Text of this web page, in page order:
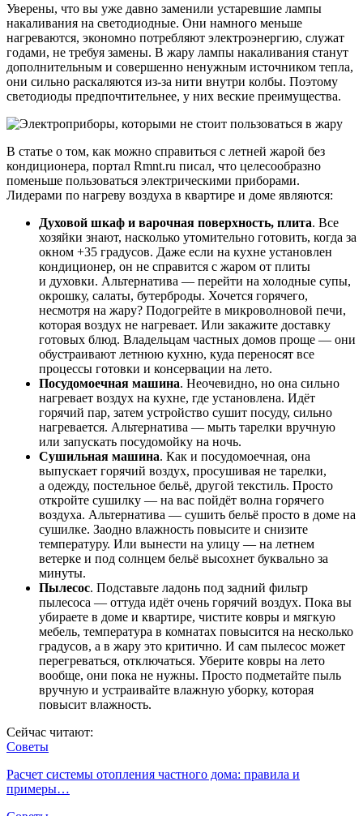
Уверены, что вы уже давно заменили устаревшие лампы
накаливания на светодиодные. Они намного меньше
нагреваются, экономно потребляют электроэнергию, служат
годами, не требуя замены. В жару лампы накаливания станут
дополнительным и совершенно ненужным источником тепла,
они сильно раскаляются из-за нити внутри колбы. Поэтому
светодиоды предпочтительнее, у них веские преимущества.
В статье о том, как можно справиться с летней жарой без
кондиционера, портал Rmnt.ru писал, что целесообразно
поменьше пользоваться электрическими приборами.
Лидерами по нагреву воздуха в квартире и доме являются:
Духовой шкаф и варочная поверхность, плита. Все
хозяйки знают, насколько утомительно готовить, когда за
окном +35 градусов. Даже если на кухне установлен
кондиционер, он не справится с жаром от плиты
и духовки. Альтернатива — перейти на холодные супы,
окрошку, салаты, бутерброды. Хочется горячего,
несмотря на жару? Подогрейте в микроволновой печи,
которая воздух не нагревает. Или закажите доставку
готовых блюд. Владельцам частных домов проще — они
обустраивают летнюю кухню, куда переносят все
процессы готовки и консервации на лето.
Посудомоечная машина. Неочевидно, но она сильно
нагревает воздух на кухне, где установлена. Идёт
горячий пар, затем устройство сушит посуду, сильно
нагревается. Альтернатива — мыть тарелки вручную
или запускать посудомойку на ночь.
Сушильная машина. Как и посудомоечная, она
выпускает горячий воздух, просушивая не тарелки,
а одежду, постельное бельё, другой текстиль. Просто
откройте сушилку — на вас пойдёт волна горячего
воздуха. Альтернатива — сушить бельё просто в доме на
сушилке. Заодно влажность повысите и снизите
температуру. Или вынести на улицу — на летнем
ветерке и под солнцем бельё высохнет буквально за
минуты.
Пылесос. Подставьте ладонь под задний фильтр
пылесоса — оттуда идёт очень горячий воздух. Пока вы
убираете в доме и квартире, чистите ковры и мягкую
мебель, температура в комнатах повысится на несколько
градусов, а в жару это критично. И сам пылесос может
перегреваться, отключаться. Уберите ковры на лето
вообще, они пока не нужны. Просто подметайте пыль
вручную и устраивайте влажную уборку, которая
повысит влажность.
Сейчас читают:
Советы
Расчет системы отопления частного дома: правила и
примеры…